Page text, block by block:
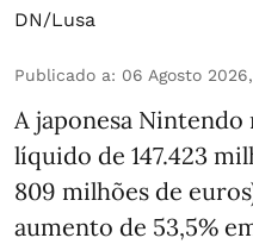
DN/Lusa
Publicado a: 06 Agosto
A japonesa
líquido de 147.423
809 milhões de
aumento de 53,5%